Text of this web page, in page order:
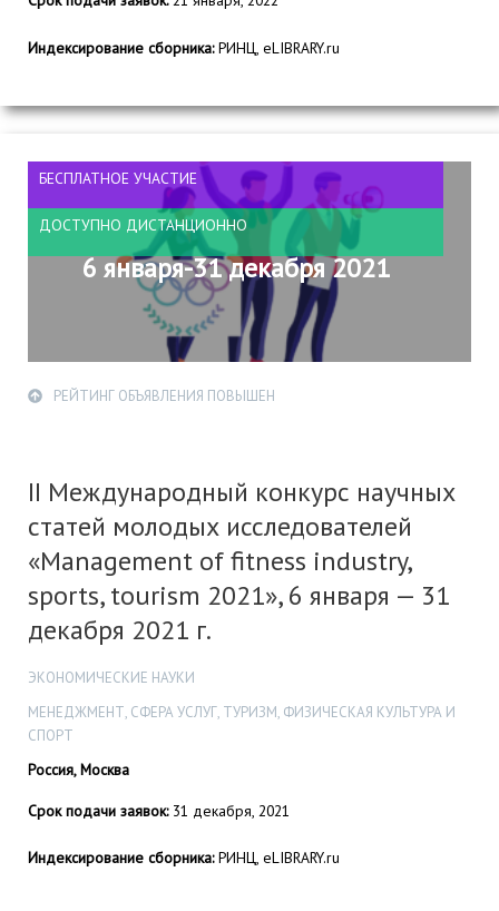
Индексирование сборника:РИНЦ, eLIBRARY.ru
БЕСПЛАТНОЕ УЧАСТИЕ
ДОСТУПНО ДИСТАНЦИОННО
6 января-31 декабря 2021
РЕЙТИНГ ОБЪЯВЛЕНИЯ ПОВЫШЕН
II Международный конкурс научных
статей молодых исследователей
«Management of fitness industry,
sports, tourism 2021», 6 января — 31
декабря 2021 г.
ЭКОНОМИЧЕСКИЕ НАУКИ
МЕНЕДЖМЕНТ, СФЕРА УСЛУГ, ТУРИЗМ, ФИЗИЧЕСКАЯ КУЛЬТУРА И
СПОРТ
Россия, Москва
Срок подачи заявок:31 декабря, 2021
Индексирование сборника:РИНЦ, eLIBRARY.ru